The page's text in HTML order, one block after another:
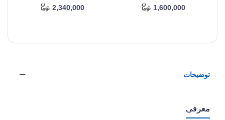
1,600,000
2,340,000
توضیحات
معرفی